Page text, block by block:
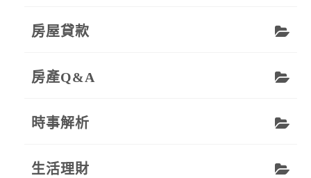
房屋貸款
房產Q&A
時事解析
生活理財